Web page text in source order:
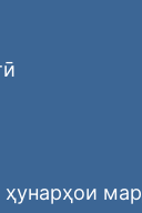
ҳунарҳои